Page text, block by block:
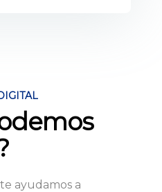
ayudamos a